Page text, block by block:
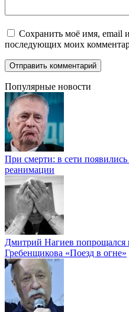
Сохранить моё имя, email
последующих моих
Популярные новости
При смерти: в сети
реанимации
Дмитрий Нагиев попрощался
Гребенщикова «Поезд в огне»